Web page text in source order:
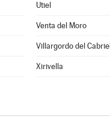
Utiel
Venta del Moro
Villargordo del Cabriel
Xirivella